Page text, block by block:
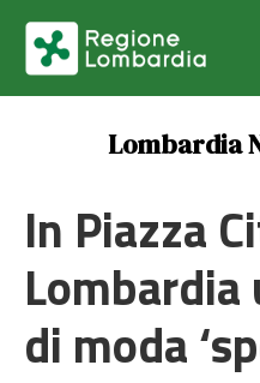
Lombardia
In Piazza
di moda